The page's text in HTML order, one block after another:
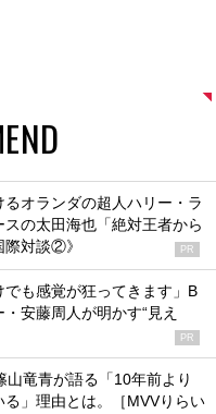
オランダの超人ハリー・ラ
の太田海也「絶対王者から
際対談②》
PR
でも感覚が狂ってきます」B
安藤周人が明かす“見え
PR
竜青が語る「10年前より
」理由とは。［MVVりらい